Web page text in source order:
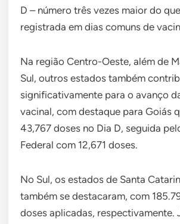
D – número três vezes maior do
registrada em dias comuns de
Na região Centro-Oeste, além de
Sul, outros estados também
significativamente para o avanço
vacinal, com destaque para Goiás
43,767 doses no Dia D, seguida
Federal com 12,671 doses.
No Sul, os estados de Santa
também se destacaram, com
doses aplicadas, respectivamente.